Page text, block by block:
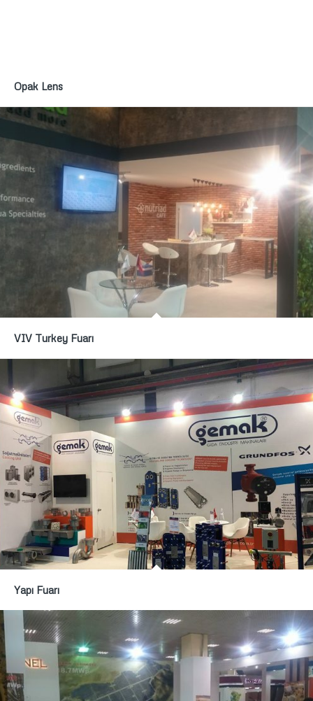
Opak Lens
VIV Turkey Fuarı
Yapı Fuarı